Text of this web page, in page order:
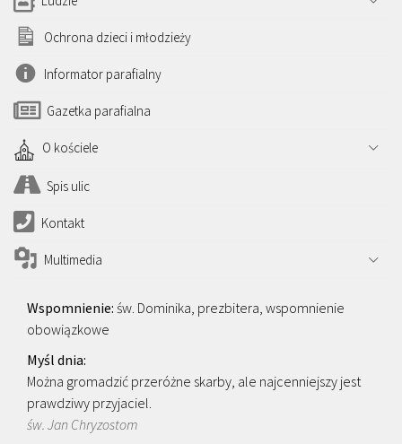
Ochrona dzieci i młodzieży
Informator parafialny
Gazetka parafialna
O kościele
Spis ulic
Kontakt
Multimedia
św. Dominika, prezbitera, wspomnienie
obowiązkowe
Można gromadzić przeróżne skarby, ale najcenniejszy jest
prawdziwy przyjaciel.
św. Jan Chryzostom